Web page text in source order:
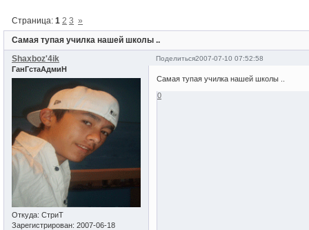
Самая тупая училка нашей школы ..
Страница:1 2 3 »
Поделиться2007-07-10 07:52:58
Shaxboz'4ik
ГанГстаАдмиН
Откуда: СтриТ
Зарегистрирован: 2007-06-18
Самая тупая училка нашей школы ..
0